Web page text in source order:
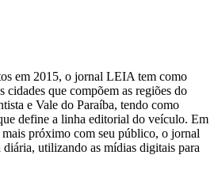
em 2015, o jornal LEIA tem como
cidades que compõem as regiões do
e Vale do Paraíba, tendo como
define a linha editorial do veículo. Em
mais próximo com seu público, o jornal
utilizando as mídias digitais para